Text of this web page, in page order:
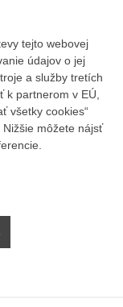
tejto webovej
údajov o jej
a služby tretích
partnerom v EÚ,
všetky cookies“
môžete nájsť